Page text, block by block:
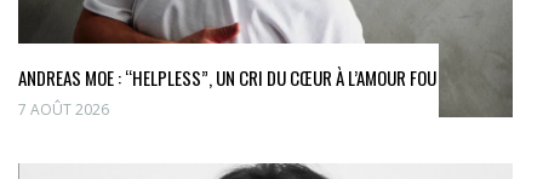
ANDREAS MOE : “HELPLESS”, UN CRI DU CŒUR À L’AMOUR FOU
7 AOÛT 2026